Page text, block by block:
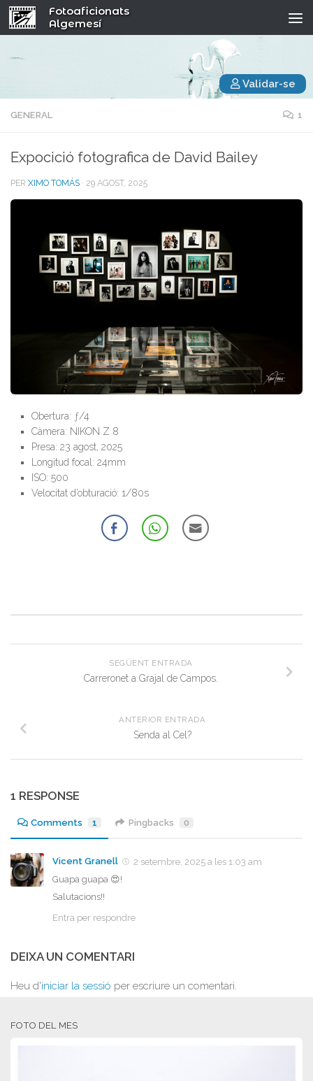
Fotoaficionats
Algemesí
Validar-se
GENERAL 1
Expocició fotografica de David Bailey
PER XIMO TOMÁS · 29 AGOST, 2025
Obertura: ƒ/4
Càmera: NIKON Z 8
Presa: 23 agost, 2025
Longitud focal: 24mm
ISO: 500
Velocitat d’obturació: 1/80s
SEGÜENT ENTRADA
Carreronet a Grajal de Campos.
ANTERIOR ENTRADA
Senda al Cel?
1 RESPONSE
Comments 1 Pingbacks 0
Vicent Granell
2 setembre, 2025 a les 1:03 am
Guapa guapa 😍!
Salutacions!!
Entra per respondre
DEIXA UN COMENTARI
Heu d'iniciar la sessió per escriure un comentari.
FOTO DEL MES